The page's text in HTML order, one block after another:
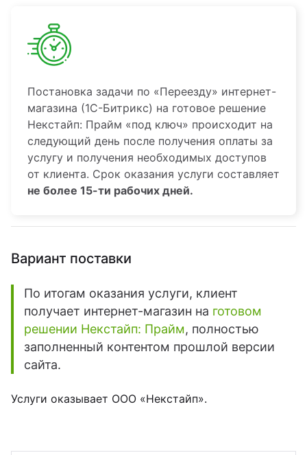
Постановка задачи по «Переезду» интернет-
магазина (1С-Битрикс) на готовое решение
Некстайп: Прайм «под ключ» происходит на
следующий день после получения оплаты за
услугу и получения необходимых доступов
от клиента. Срок оказания услуги составляет
не более 15-ти рабочих дней.
Вариант поставки
По итогам оказания услуги, клиент
получает интернет-магазин на готовом
решении Некстайп: Прайм, полностью
заполненный контентом прошлой версии
сайта.
Услуги оказывает ООО «Некстайп».